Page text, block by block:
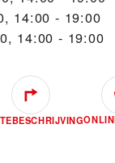
14:00 - 19:00
14:00 - 19:00